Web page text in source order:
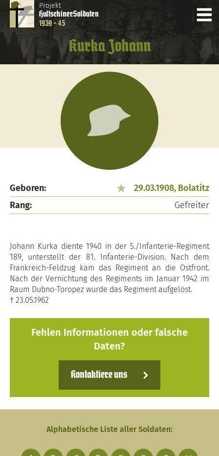
Projekt
HultschinerSoldaten
1939 - 45
Kurka Johann
Geboren:
29.03.1908, Bolatitz
Rang:
Gefreiter
Johann Kurka diente 1940 in der 5./Infanterie-Regiment
189, unterstellt der 81. Infanterie-Division. Nach dem
Frankreich-Feldzug kam das Regiment an die Ostfront.
Nach der Vernichtung des Regiments im Januar 1942 im
Raum Dubno-Toropez wurde das Regiment aufgelöst.
† 23.05.1962
Fehlen Informationen oder falsche
Daten?
Kontaktiere uns
Alphabetische Liste aller Soldaten: